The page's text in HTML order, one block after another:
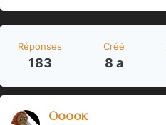
Réponses
183
Créé
8 a
Ooook